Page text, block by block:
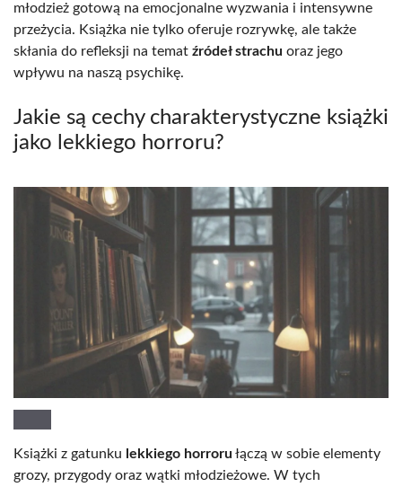
młodzież gotową na emocjonalne wyzwania i intensywne
przeżycia. Książka nie tylko oferuje rozrywkę, ale także
skłania do refleksji na temat źródeł strachu oraz jego
wpływu na naszą psychikę.
Jakie są cechy charakterystyczne książki
jako lekkiego horroru?
Książki z gatunku lekkiego horroru łączą w sobie elementy
grozy, przygody oraz wątki młodzieżowe. W tych